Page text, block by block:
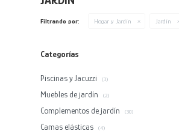
Filtrando por: Hogar y Jardín Jardín
Categorías
Piscinas y Jacuzzi (3)
Muebles de jardín (2)
Complementos de jardín (30)
Camas elásticas (4)